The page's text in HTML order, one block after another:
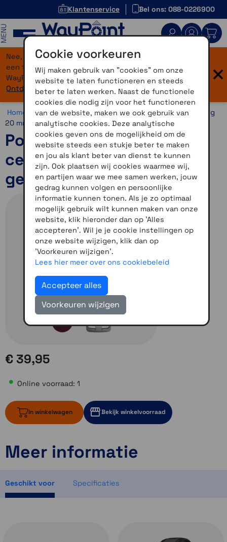
Klantenservice Bel ons: 088-0226900
Nee, je bent niet verdwaald! Onze website heeft
een flinke upgrade gekregen. Dezelfde vertrouwde
WayPoint-service, maar dan in een modern jasje.
Ontdek hier wat er allemaal nieuw is.
×
Home >Horloges >Horlogebandjes >20 mm >Snelsluiting
20 mm
Polsband met snelsluiting
cerise siliconen met RVS
gesp
€ 39,95
Online voorraad: 1
In winkelwagen Bekijk winkelvoorraad
1 op voorraad
Momenteel even niet op voorraad
Meer informatie
Geschikt voor Specificaties
Cookie voorkeuren
Wij maken gebruik van "cookies" om onze
website te laten functioneren en steeds
beter te laten werken. Naast de functionele
cookies die nodig zijn voor het functioneren
van de website, maken we ook gebruik van
analytische cookies. Deze analytische
cookies geven ons de mogelijkheid om de
website steeds een stukje beter te maken
en jou als klant beter van dienst te kunnen
zijn. Ook plaatsen wij cookies waarmee wij,
en partijen waar we mee samen werken, jouw
gedrag kunnen volgen en persoonlijke
informatie kunnen tonen. Als je zo optimaal
mogelijk gebruik wilt kunnen maken van onze
website, klik hieronder dan op 'Alles
accepteren'. Wil je je cookie instellingen op
onze website wijzigen, klik dan op
'Voorkeuren wijzigen'.
Lees hier meer over ons cookiebeleid
Accepteer alles
Voorkeuren wijzigen